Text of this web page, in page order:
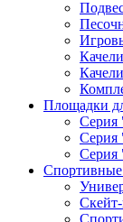
Площадки
Серия
Серия
Серия